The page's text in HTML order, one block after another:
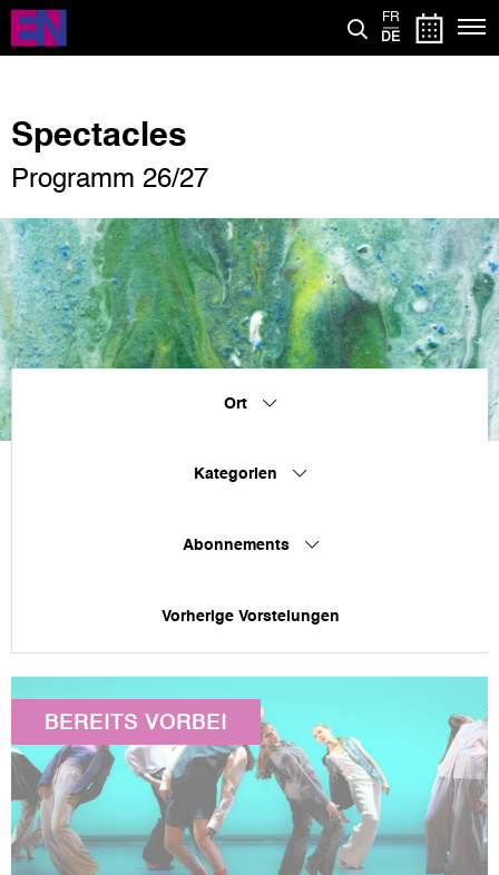
Direkt
zum
Inhalt
FR
DE
Spectacles
Programm 26/27
Ort
Kategorien
Abonnements
Vorherige Vorstelungen
BEREITS VORBEI